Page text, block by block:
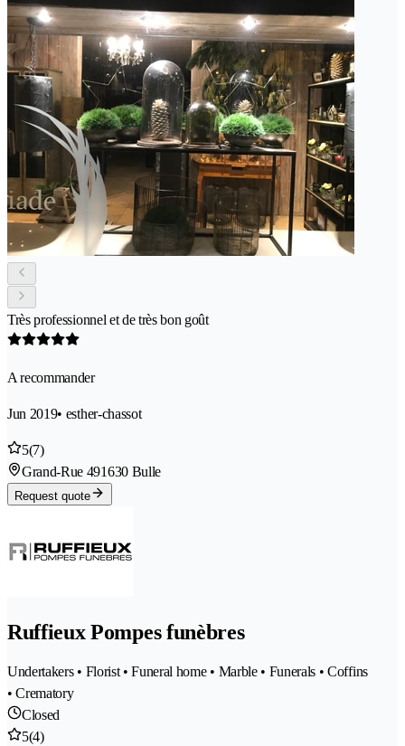
Très professionnel et de très bon goût
A recommander
Jun 2019• esther-chassot
5(7)
Grand-Rue 491630 Bulle
Request quote
Ruffieux Pompes funèbres
Undertakers • Florist • Funeral home • Marble • Funerals • Coffins
• Crematory
Closed
5(4)